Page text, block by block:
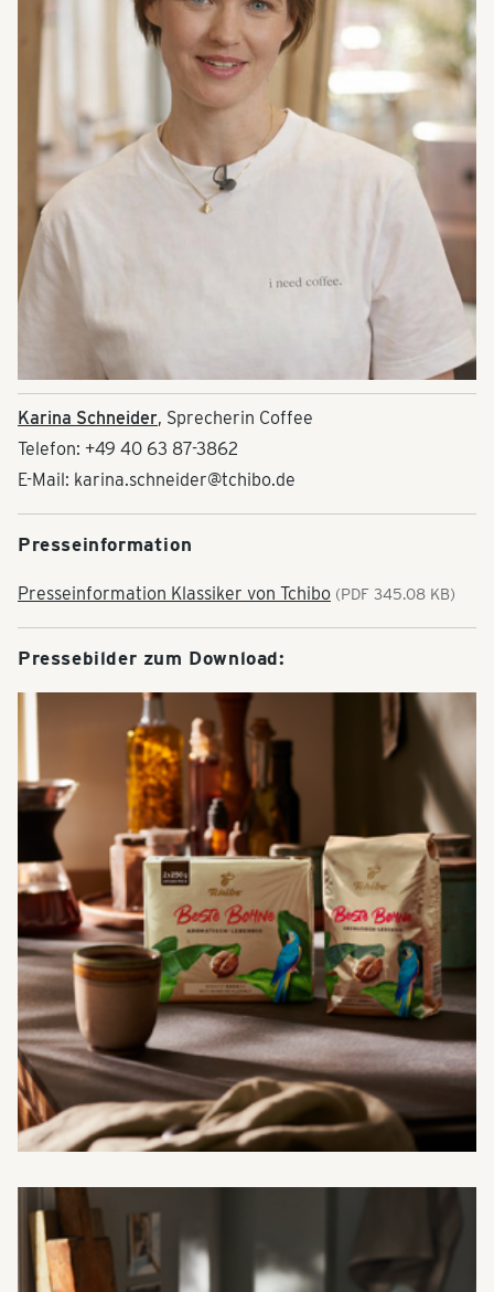
Karina Schneider, Sprecherin Coffee
Telefon: +49 40 63 87-3862
E-Mail: karina.schneider@tchibo.de
Presseinformation
Presseinformation Klassiker von Tchibo (PDF 345.08 KB)
Pressebilder zum Download: